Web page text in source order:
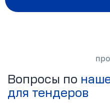
Вопросы по
для тендеров